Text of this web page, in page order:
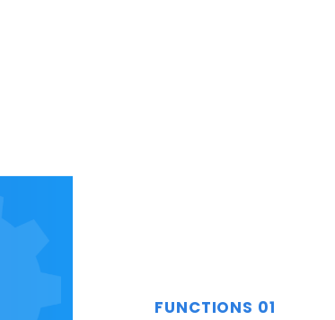
FUNCTIONS 01